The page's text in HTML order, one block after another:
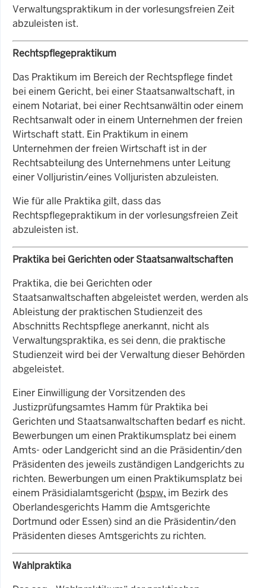
Verwaltungspraktikum in der vorlesungsfreien Zeit
abzuleisten ist.
Rechtspflegepraktikum
Das Praktikum im Bereich der Rechtspflege findet
bei einem Gericht, bei einer Staatsanwaltschaft, in
einem Notariat, bei einer Rechtsanwältin oder einem
Rechtsanwalt oder in einem Unternehmen der freien
Wirtschaft statt. Ein Praktikum in einem
Unternehmen der freien Wirtschaft ist in der
Rechtsabteilung des Unternehmens unter Leitung
einer Volljuristin/eines Volljuristen abzuleisten.
Wie für alle Praktika gilt, dass das
Rechtspflegepraktikum in der vorlesungsfreien Zeit
abzuleisten ist.
Praktika bei Gerichten oder Staatsanwaltschaften
Praktika, die bei Gerichten oder
Staatsanwaltschaften abgeleistet werden, werden als
Ableistung der praktischen Studienzeit des
Abschnitts Rechtspflege anerkannt, nicht als
Verwaltungspraktika, es sei denn, die praktische
Studienzeit wird bei der Verwaltung dieser Behörden
abgeleistet.
Einer Einwilligung der Vorsitzenden des
Justizprüfungsamtes Hamm für Praktika bei
Gerichten und Staatsanwaltschaften bedarf es nicht.
Bewerbungen um einen Praktikumsplatz bei einem
Amts- oder Landgericht sind an die Präsidentin/den
Präsidenten des jeweils zuständigen Landgerichts zu
richten. Bewerbungen um einen Praktikumsplatz bei
einem Präsidialamtsgericht (bspw. im Bezirk des
Oberlandesgerichts Hamm die Amtsgerichte
Dortmund oder Essen) sind an die Präsidentin/den
Präsidenten dieses Amtsgerichts zu richten.
Wahlpraktika